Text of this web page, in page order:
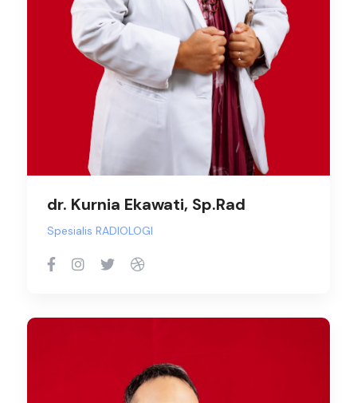
dr. Kurnia Ekawati, Sp.Rad
Spesialis RADIOLOGI